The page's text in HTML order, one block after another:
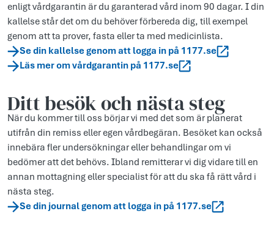
enligt vårdgarantin är du garanterad vård inom 90 dagar. I din
kallelse står det om du behöver förbereda dig, till exempel
genom att ta prover, fasta eller ta med medicinlista.
Se din kallelse genom att logga in på 1177.se
Läs mer om vårdgarantin på 1177.se
Ditt besök och nästa steg
När du kommer till oss börjar vi med det som är planerat
utifrån din remiss eller egen vårdbegäran. Besöket kan också
innebära fler undersökningar eller behandlingar om vi
bedömer att det behövs. Ibland remitterar vi dig vidare till en
annan mottagning eller specialist för att du ska få rätt vård i
nästa steg.
Se din journal genom att logga in på 1177.se